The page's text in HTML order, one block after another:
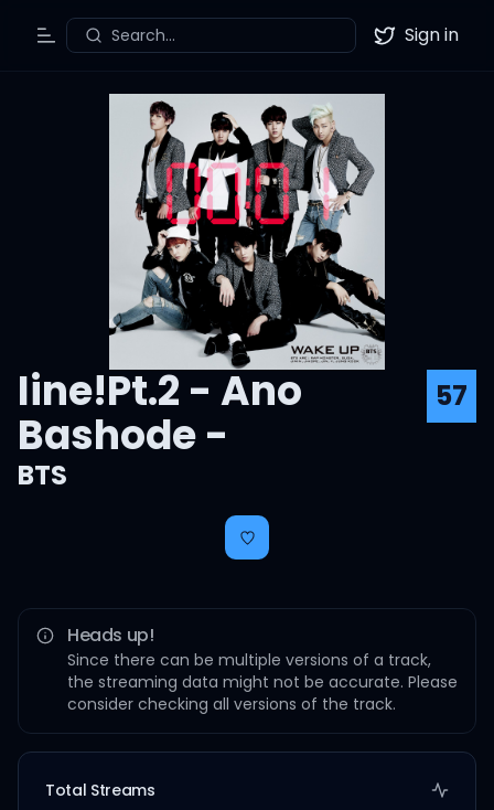
Toggle Menu
Search... Twitter
Sign in
Iine!Pt.2 - Ano
Bashode -
57
BTS
Heads up!
Since there can be multiple versions of a track,
the streaming data might not be accurate. Please
consider checking all versions of the track.
Total Streams